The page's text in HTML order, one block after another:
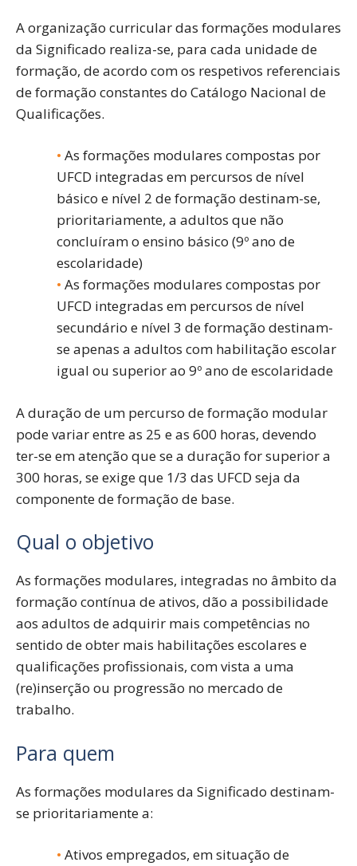
A organização curricular das formações modulares
da Significado realiza-se, para cada unidade de
formação, de acordo com os respetivos referenciais
de formação constantes do Catálogo Nacional de
Qualificações.
As formações modulares compostas por
UFCD integradas em percursos de nível
básico e nível 2 de formação destinam-se,
prioritariamente, a adultos que não
concluíram o ensino básico (9º ano de
escolaridade)
As formações modulares compostas por
UFCD integradas em percursos de nível
secundário e nível 3 de formação destinam-
se apenas a adultos com habilitação escolar
igual ou superior ao 9º ano de escolaridade
A duração de um percurso de formação modular
pode variar entre as 25 e as 600 horas, devendo
ter-se em atenção que se a duração for superior a
300 horas, se exige que 1/3 das UFCD seja da
componente de formação de base.
Qual o objetivo
As formações modulares, integradas no âmbito da
formação contínua de ativos, dão a possibilidade
aos adultos de adquirir mais competências no
sentido de obter mais habilitações escolares e
qualificações profissionais, com vista a uma
(re)inserção ou progressão no mercado de
trabalho.
Para quem
As formações modulares da Significado destinam-
se prioritariamente a:
Ativos empregados, em situação de